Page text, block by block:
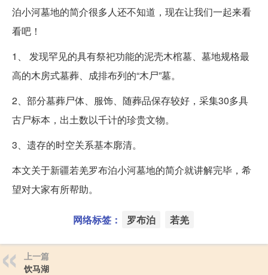
泊小河墓地的简介很多人还不知道，现在让我们一起来看
看吧！
1、 发现罕见的具有祭祀功能的泥壳木棺墓、墓地规格最
高的木房式墓葬、成排布列的“木尸”墓。
2、部分墓葬尸体、服饰、随葬品保存较好，采集30多具
古尸标本，出土数以千计的珍贵文物。
3、遗存的时空关系基本廓清。
本文关于新疆若羌罗布泊小河墓地的简介就讲解完毕，希
望对大家有所帮助。
网络标签： 罗布泊 若羌
上一篇
饮马湖